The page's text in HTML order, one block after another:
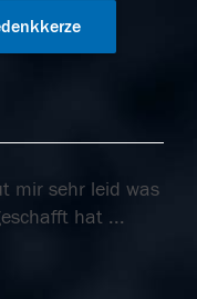
mir sehr leid was
hat ...